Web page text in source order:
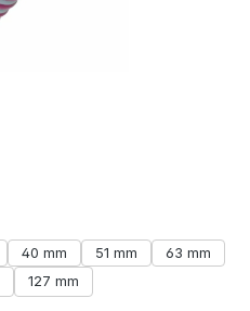
40 mm 51 mm
63 mm
127 mm